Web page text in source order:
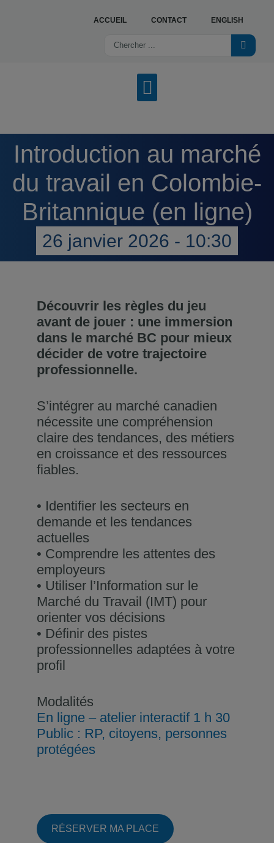
ACCUEIL CONTACT ENGLISH
Introduction au marché
du travail en Colombie-
Britannique (en ligne)
26 janvier 2026 - 10:30
Découvrir les règles du jeu
avant de jouer : une immersion
dans le marché BC pour mieux
décider de votre trajectoire
professionnelle.
S’intégrer au marché canadien
nécessite une compréhension
claire des tendances, des métiers
en croissance et des ressources
fiables.
• Identifier les secteurs en
demande et les tendances
actuelles
• Comprendre les attentes des
employeurs
• Utiliser l’Information sur le
Marché du Travail (IMT) pour
orienter vos décisions
• Définir des pistes
professionnelles adaptées à votre
profil
Modalités
En ligne – atelier interactif 1 h 30
Public : RP, citoyens, personnes
protégées
RÉSERVER MA PLACE